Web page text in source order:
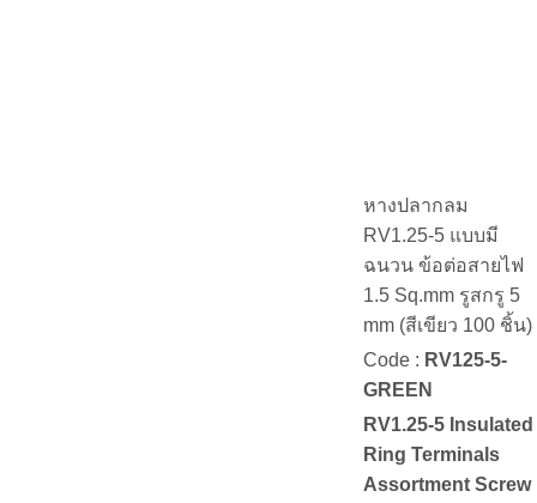
หางปลากลม
RV1.25-5 แบบมี
ฉนวน ข้อต่อสายไฟ
1.5 Sq.mm รูสกรู 5
mm (สีเขียว 100 ชิ้น)
Code : RV125-5-
GREEN
RV1.25-5 Insulated
Ring Terminals
Assortment Screw